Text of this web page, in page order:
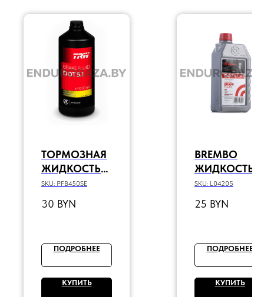
ТОРМОЗНАЯ
ЖИДКОСТЬ
TRW DOT5.1
SKU: PFB450SE
30 BYN
ПОДРОБНЕЕ
КУПИТЬ
BREMBO
ЖИДКОСТЬ
ТОРМОЗНАЯ
°С 0.5 Л
SKU: L04205
25 BYN
ПОДРОБНЕЕ
КУПИТЬ